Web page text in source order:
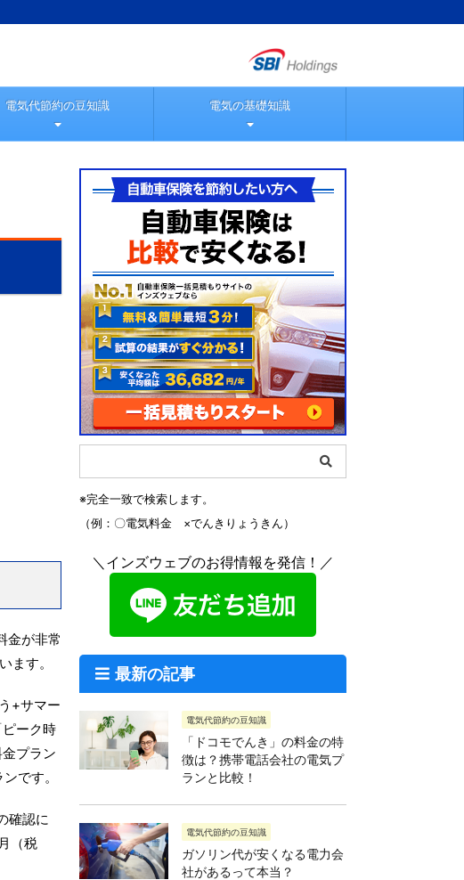
電気代節約の豆知識 電気の基礎知識
金が非常
ます。
+サマー
ーク時
プラン
です。
確認に
（税
※完全一致で検索します。
（例：〇電気料金 ×でんきりょうきん）
＼インズウェブのお得情報を発信！／
最新の記事
電気代節約の豆知識
「ドコモでんき」の料金の特
徴は？携帯電話会社の電気プ
ランと比較！
電気代節約の豆知識
ガソリン代が安くなる電力会
社があるって本当？